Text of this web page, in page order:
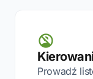
Prowadź